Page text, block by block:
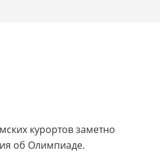
курортов заметно
об Олимпиаде.